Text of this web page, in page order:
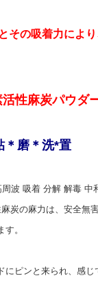
その吸着力によ
性麻炭パウダ
＊磨＊洗*置
波 吸着 分解 解毒
麻炭の麻力は、安全
。
にピンと来られ、感じ